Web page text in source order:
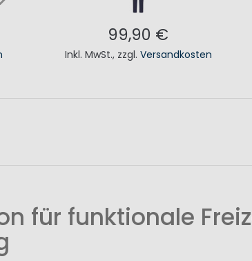
99,90 €
Inkl. MwSt., zzgl. Versandkosten
für funktionale